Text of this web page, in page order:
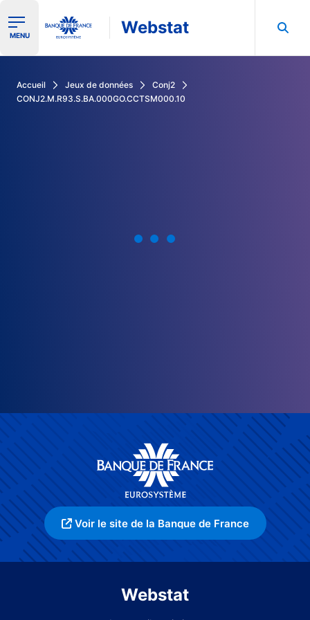
Ouvrir le menu de navigation
MENU Webstat
Accueil Jeux de données
Conj2
CONJ2.M.R93.S.BA.000GO.CCTSM000.10
Voir le site de la Banque de France
Webstat